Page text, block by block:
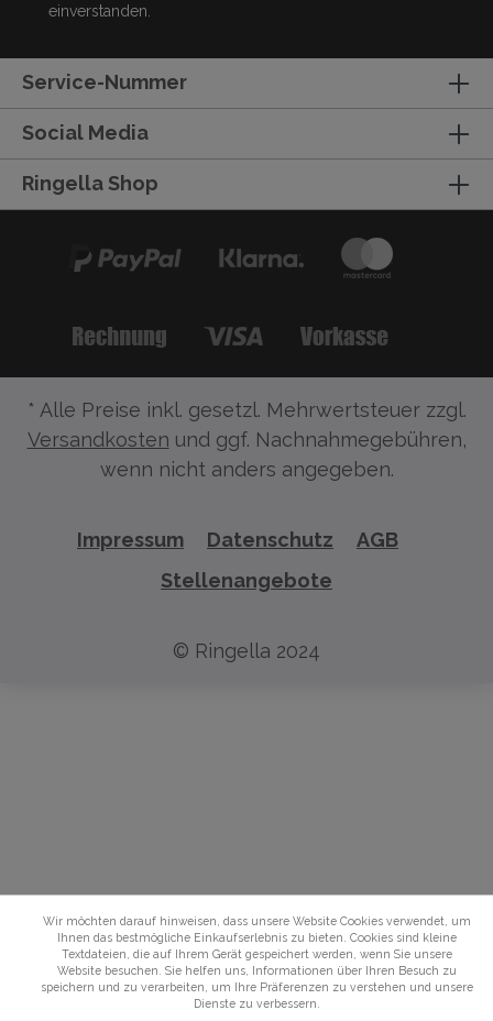
einverstanden.
Service-Nummer
Social Media
Ringella Shop
* Alle Preise inkl. gesetzl. Mehrwertsteuer zzgl.
Versandkosten und ggf. Nachnahmegebühren,
wenn nicht anders angegeben.
Impressum Datenschutz
AGB
Stellenangebote
© Ringella 2024
Wir möchten darauf hinweisen, dass unsere Website Cookies verwendet, um
Ihnen das bestmögliche Einkaufserlebnis zu bieten. Cookies sind kleine
Textdateien, die auf Ihrem Gerät gespeichert werden, wenn Sie unsere
Website besuchen. Sie helfen uns, Informationen über Ihren Besuch zu
speichern und zu verarbeiten, um Ihre Präferenzen zu verstehen und unsere
Dienste zu verbessern.